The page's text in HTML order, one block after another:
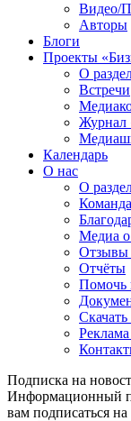
Видео/
Авторы
Блоги
Проекты
О
Встречи
Журнал
Календарь
О нас
О
Команда
Медиа о
Отзывы
Отчёты
Помочь
Подписка на
Информационный
вам подписаться